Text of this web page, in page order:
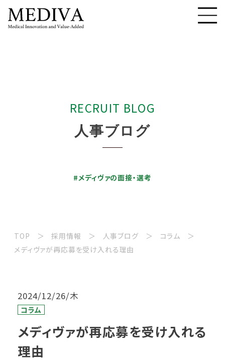
RECRUIT BLOG
人事ブロ グ
#メディヴァの面接・選考
TOP 採用情報 人事ブログ
コラム
メディヴァが再応募を受け入れる理由
2024/12/26/木
コラム
メディヴァが再応募を受け入れる
理由